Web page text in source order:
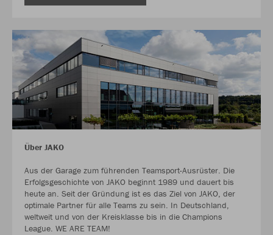
Über JAKO
Aus der Garage zum führenden Teamsport-Ausrüster. Die
Erfolgsgeschichte von JAKO beginnt 1989 und dauert bis
heute an. Seit der Gründung ist es das Ziel von JAKO, der
optimale Partner für alle Teams zu sein. In Deutschland,
weltweit und von der Kreisklasse bis in die Champions
League. WE ARE TEAM!